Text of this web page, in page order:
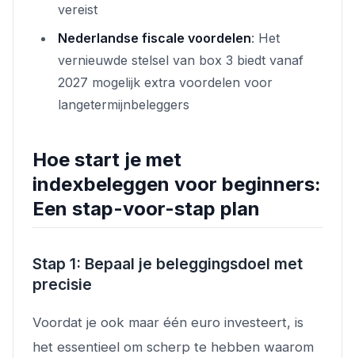
vereist
Nederlandse fiscale voordelen: Het
vernieuwde stelsel van box 3 biedt vanaf
2027 mogelijk extra voordelen voor
langetermijnbeleggers
Hoe start je met
indexbeleggen voor beginners:
Een stap-voor-stap plan
Stap 1: Bepaal je beleggingsdoel met
precisie
Voordat je ook maar één euro investeert, is
het essentieel om scherp te hebben waarom